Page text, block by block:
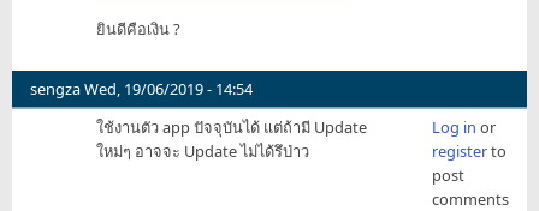
ยินดีคือเงิน ?
sengzaWed, 19/06/2019 - 14:54
ใช้งานตัว app ปัจจุบันได้ แต่ถ้ามี Update
ใหม่ๆ อาจจะ Update ไม่ได้รึป่าว
Log in or
registerto
post
comments